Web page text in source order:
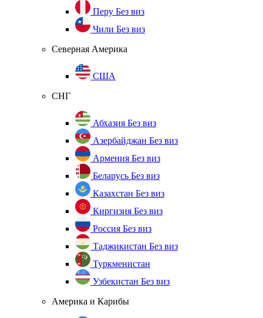
Перу Без виз
Чили Без виз
Северная Америка
США
СНГ
Абхазия Без виз
Азербайджан Без виз
Армения Без виз
Беларусь Без виз
Казахстан Без виз
Киргизия Без виз
Россия Без виз
Таджикистан Без виз
Туркменистан
Узбекистан Без виз
Америка и Карибы